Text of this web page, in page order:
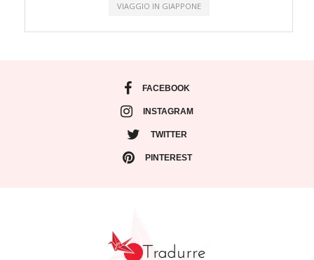
VIAGGIO IN GIAPPONE
FACEBOOK
INSTAGRAM
TWITTER
PINTEREST